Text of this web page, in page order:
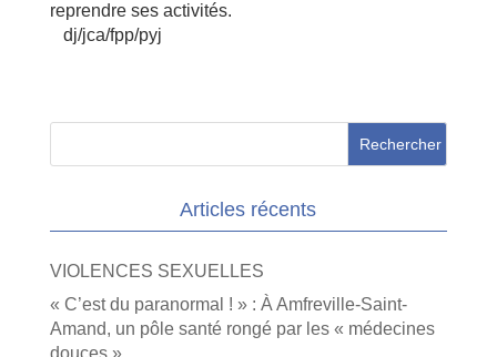
reprendre ses activités.
dj/jca/fpp/pyj
Articles récents
VIOLENCES SEXUELLES
« C’est du paranormal ! » : À Amfreville-Saint-
Amand, un pôle santé rongé par les « médecines
douces »